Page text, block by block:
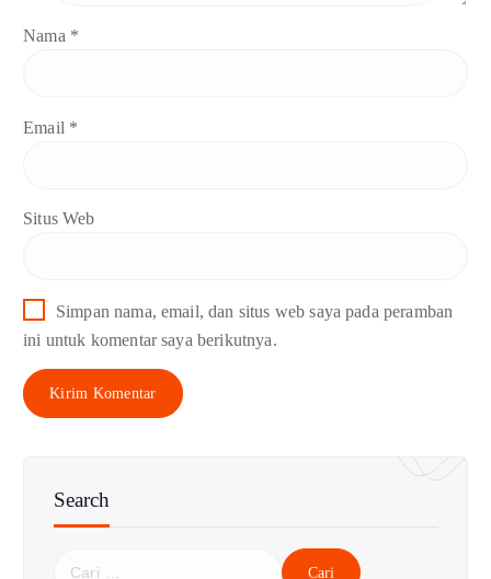
Nama *
Email *
Situs Web
Simpan nama, email, dan situs web saya pada peramban
ini untuk komentar saya berikutnya.
Search